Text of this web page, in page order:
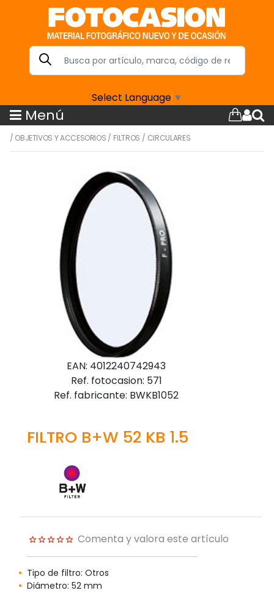
Select Language ▼
Menú
/ OBJETIVOS Y ACCESORIOS / FILTROS / CIRCULARES
EAN: 4012240742943
Ref. fotocasion: 571
Ref. fabricante: BWKB1052
FILTRO B+W 52 KB 1.5
Comenta y valora este artículo
Tipo de filtro: Otros
Diámetro: 52 mm